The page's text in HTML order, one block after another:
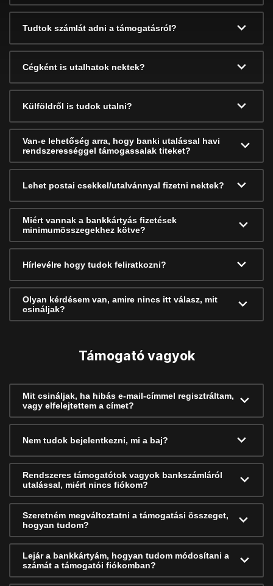
Tudtok számlát adni a támogatásról?
Cégként is utalhatok nektek?
Külföldről is tudok utalni?
Van-e lehetőség arra, hogy banki utalással havi
rendszerességgel támogassalak titeket?
Lehet postai csekkel/utalvánnyal fizetni nektek?
Miért vannak a bankkártyás fizetések
minimumösszegekhez kötve?
Hírlevélre hogy tudok feliratkozni?
Olyan kérdésem van, amire nincs itt válasz, mit
csináljak?
Támogató vagyok
Mit csináljak, ha hibás e-mail-címmel regisztráltam,
vagy elfelejtettem a címet?
Nem tudok bejelentkezni, mi a baj?
Rendszeres támogatótok vagyok bankszámláról
utalással, miért nincs fiókom?
Szeretném megváltoztatni a támogatási összeget,
hogyan tudom?
Lejár a bankkártyám, hogyan tudom módosítani a
számát a támogatói fiókomban?